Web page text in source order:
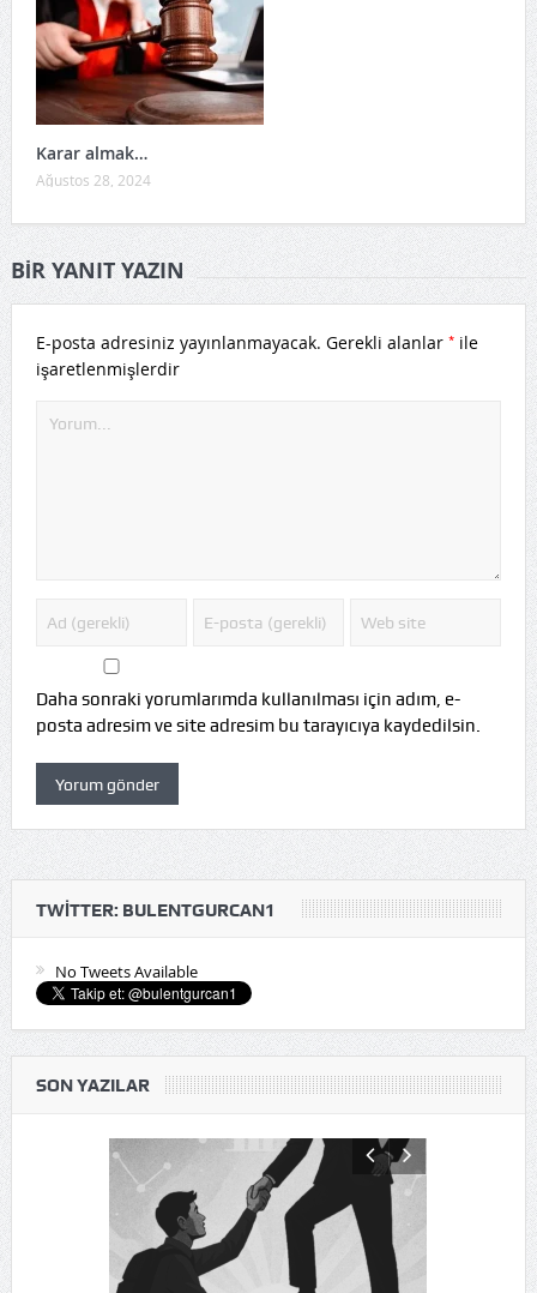
Karar almak…
Ağustos 28, 2024
BIR YANIT YAZIN
E-posta adresiniz yayınlanmayacak. Gerekli alanlar *ile
işaretlenmişlerdir
Daha sonraki yorumlarımda kullanılması için adım, e-
posta adresim ve site adresim bu tarayıcıya kaydedilsin.
TWITTER: BULENTGURCAN1
No Tweets Available
SON YAZILAR